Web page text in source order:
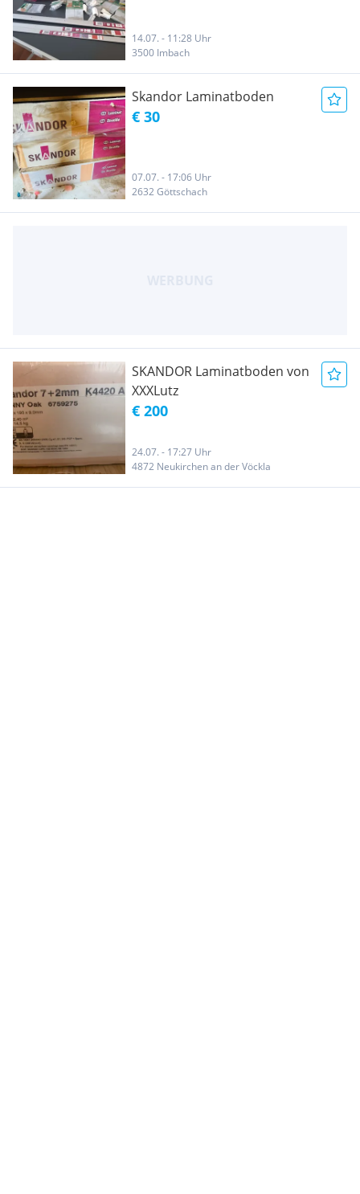
14.07. - 11:28 Uhr
3500 Imbach
Skandor Laminatboden
€ 30
07.07. - 17:06 Uhr
2632 Göttschach
SKANDOR Laminatboden von
XXXLutz
€ 200
24.07. - 17:27 Uhr
4872 Neukirchen an der Vöckla